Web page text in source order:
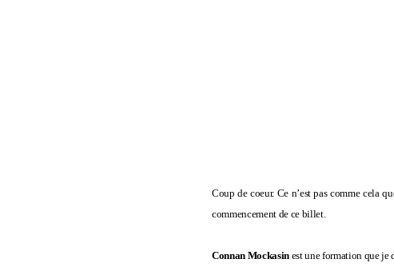
Coup de coeur. Ce n’est pas comme cela
commencement de ce billet.
Connan Mockasin est une formation que je